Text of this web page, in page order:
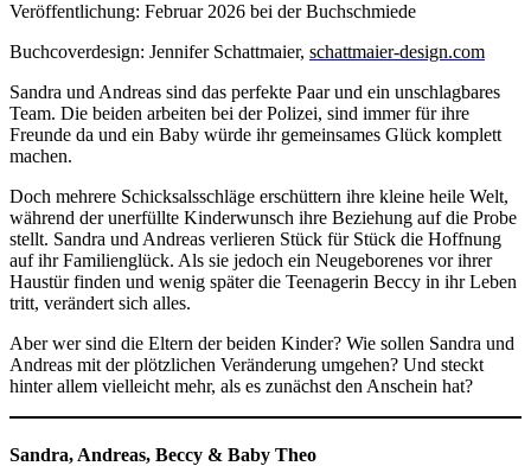
Veröffentlichung: Februar 2026 bei der Buchschmiede
Buchcoverdesign: Jennifer Schattmaier, schattmaier-design.com
Sandra und Andreas sind das perfekte Paar und ein unschlagbares
Team. Die beiden arbeiten bei der Polizei, sind immer für ihre
Freunde da und ein Baby würde ihr gemeinsames Glück komplett
machen.
Doch mehrere Schicksalsschläge erschüttern ihre kleine heile Welt,
während der unerfüllte Kinderwunsch ihre Beziehung auf die Probe
stellt. Sandra und Andreas verlieren Stück für Stück die Hoffnung
auf ihr Familienglück. Als sie jedoch ein Neugeborenes vor ihrer
Haustür finden und wenig später die Teenagerin Beccy in ihr Leben
tritt, verändert sich alles.
Aber wer sind die Eltern der beiden Kinder? Wie sollen Sandra und
Andreas mit der plötzlichen Veränderung umgehen? Und steckt
hinter allem vielleicht mehr, als es zunächst den Anschein hat?
Sandra, Andreas, Beccy & Baby Theo